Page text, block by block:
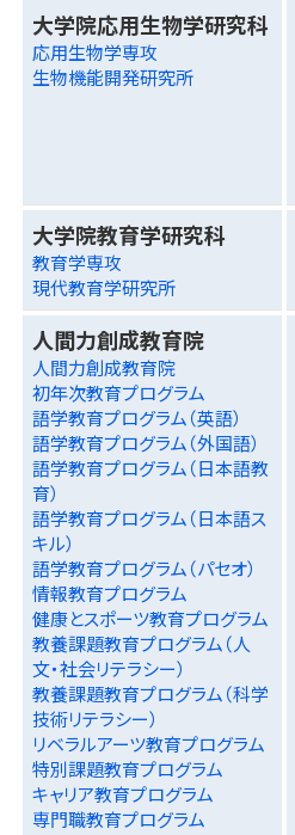
大学院応用生物学研究科
応用生物学専攻
生物機能開発研究所
大学院教育学研究科
教育学専攻
現代教育学研究所
人間力創成教育院
人間力創成教育院
初年次教育プログラム
語学教育プログラム（英語）
語学教育プログラム（外国語）
語学教育プログラム（日本語教
育）
語学教育プログラム（日本語ス
キル）
語学教育プログラム（パセオ）
情報教育プログラム
健康とスポーツ教育プログラム
教養課題教育プログラム（人
文・社会リテラシー）
教養課題教育プログラム（科学
技術リテラシー）
リベラルアーツ教育プログラム
特別課題教育プログラム
キャリア教育プログラム
専門職教育プログラム